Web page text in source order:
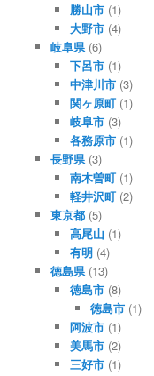
勝山市 (1)
大野市 (4)
岐阜県(6)
下呂市 (1)
中津川市 (3)
関ヶ原町 (1)
岐阜市 (3)
各務原市 (1)
長野県(3)
南木曽町 (1)
軽井沢町 (2)
東京都(5)
高尾山 (1)
有明 (4)
徳島県(13)
徳島市 (8)
徳島市(1)
阿波市 (1)
美馬市 (2)
三好市 (1)